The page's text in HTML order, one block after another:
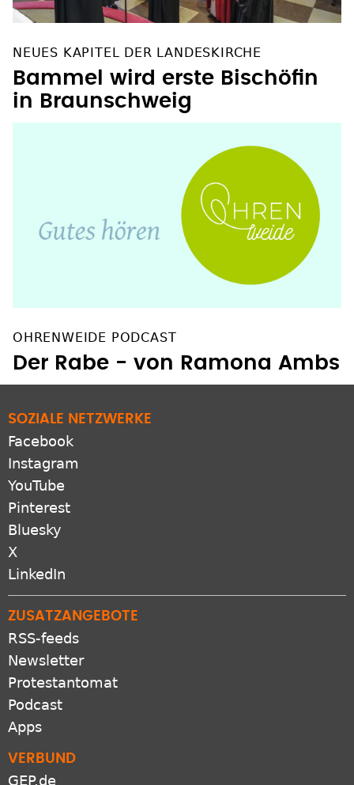
NEUES KAPITEL DER LANDESKIRCHE
Bammel wird erste Bischöfin
in Braunschweig
OHRENWEIDE PODCAST
Der Rabe - von Ramona Ambs
SOZIALE NETZWERKE
Facebook
Instagram
YouTube
Pinterest
Bluesky
X
LinkedIn
ZUSATZANGEBOTE
RSS-feeds
Newsletter
Protestantomat
Podcast
Apps
VERBUND
GEP.de